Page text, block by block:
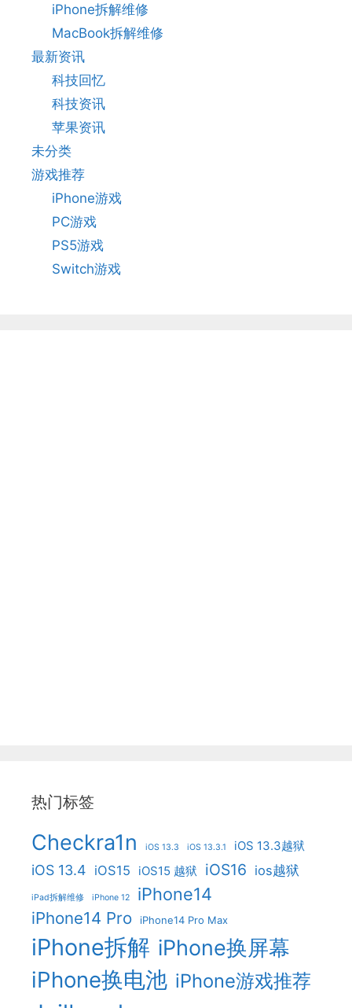
iPhone拆解维修
MacBook拆解维修
最新资讯
科技回忆
科技资讯
苹果资讯
未分类
游戏推荐
iPhone游戏
PC游戏
PS5游戏
Switch游戏
热门标签
Checkra1n iOS 13.3 iOS 13.3.1 iOS 13.3越狱
iOS 13.4 iOS15 iOS15 越狱 iOS16 ios越狱
iPad拆解维修 iPhone 12 iPhone14
iPhone14 Pro iPhone14 Pro Max
iPhone拆解 iPhone换屏幕
iPhone换电池 iPhone游戏推荐